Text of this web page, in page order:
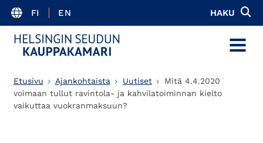
FI EN HAKU
MENU
Etusivu Ajankohtaista Uutiset
Mitä 4.4.2020
voimaan tullut ravintola- ja kahvilatoiminnan kielto
vaikuttaa vuokranmaksuun?